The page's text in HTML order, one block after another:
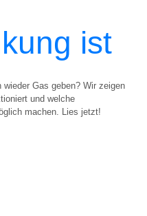
ist
Gas geben? Wir zeigen
und welche
machen. Lies jetzt!